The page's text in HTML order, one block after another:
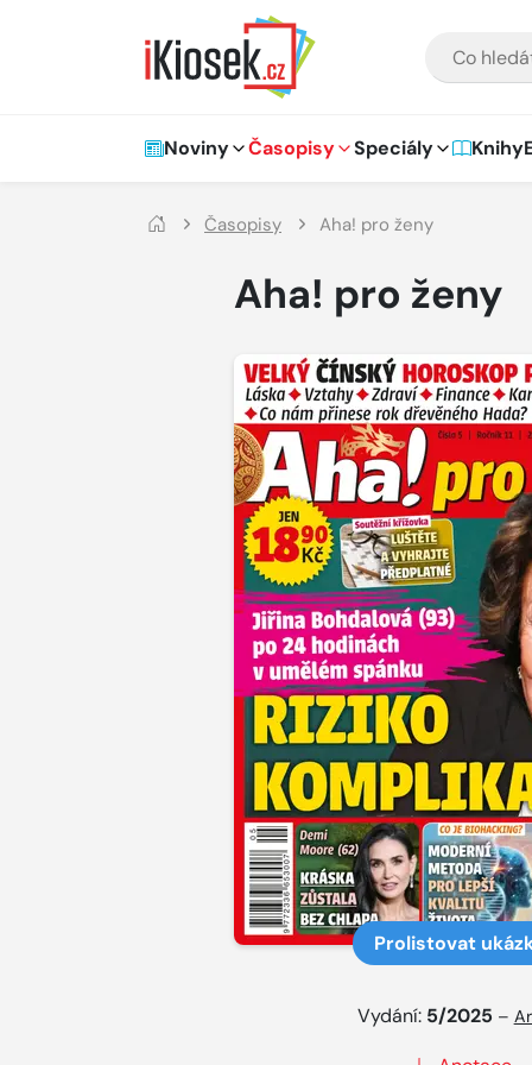
Hlavní navigace
Noviny Časopisy Speciály Knihy
Časopisy Aha! pro ženy
Aha! pro ženy
Prolistovat
Vydání: 5/2025 –